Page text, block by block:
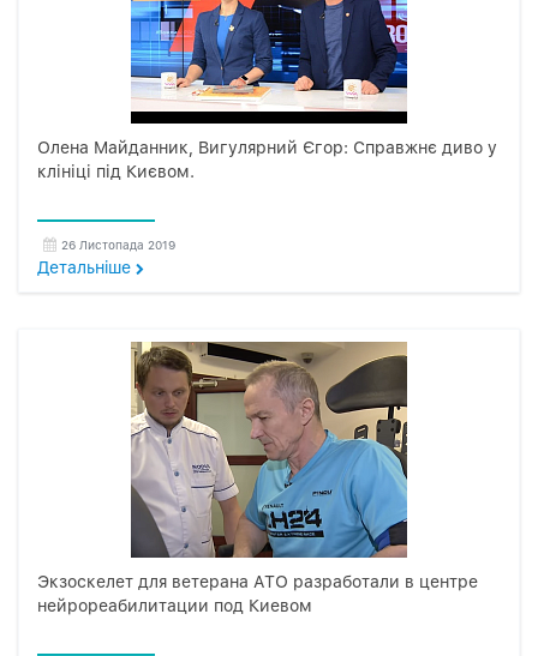
Олена Майданник, Вигулярний Єгор: Справжнє диво у
клініці під Києвом.
26 Листопада 2019
Детальнiше
Экзоскелет для ветерана АТО разработали в центре
нейрореабилитации под Киевом